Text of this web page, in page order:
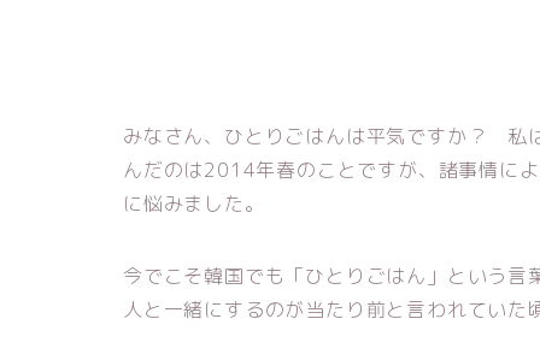
みなさん、ひとりごはんは平気ですか？ 私
んだのは2014年春のことですが、諸事情に
に悩みました。
今でこそ韓国でも「ひとりごはん」という
人と一緒にするのが当たり前と言われていた